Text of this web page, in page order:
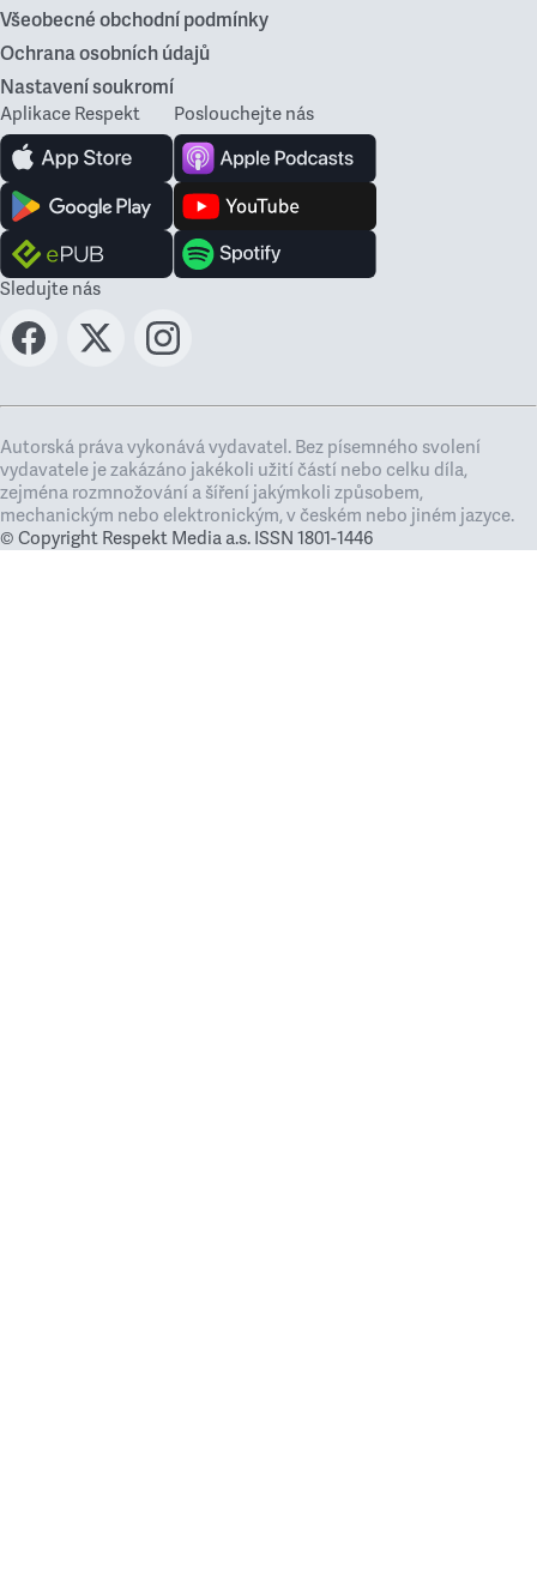
Všeobecné obchodní podmínky
Ochrana osobních údajů
Nastavení soukromí
Aplikace Respekt Poslouchejte nás
Sledujte nás
Autorská práva vykonává vydavatel. Bez písemného svolení
vydavatele je zakázáno jakékoli užití částí nebo celku díla,
zejména rozmnožování a šíření jakýmkoli způsobem,
mechanickým nebo elektronickým, v českém nebo jiném jazyce.
© Copyright Respekt Media a.s. ISSN 1801-1446